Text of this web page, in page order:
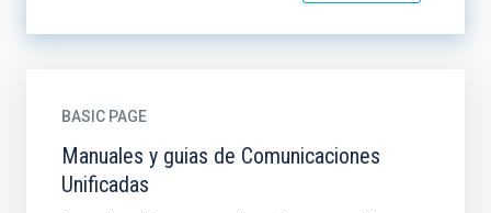
BASIC PAGE
Manuales y guias de Comunicaciones
Unificadas